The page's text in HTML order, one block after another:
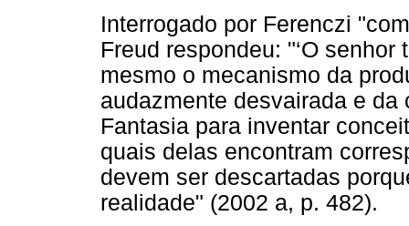
Interrogado por Ferenczi
Freud respondeu: "‘O
mesmo o mecanismo da
audazmente desvairada e da
Fantasia para inventar
quais delas encontram
devem ser descartadas
realidade" (2002 a, p. 482).